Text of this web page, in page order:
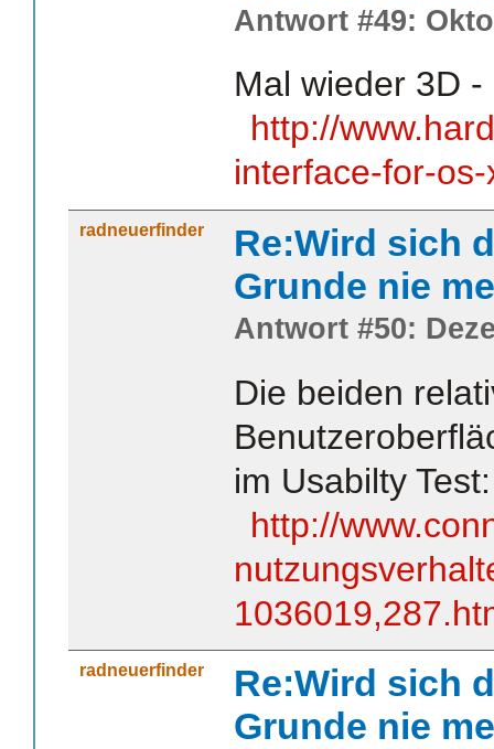
Antwort #49:
Mal wieder 3D -
http://
interface-for-os-
radneuerfinder
Re:Wird sich
Grunde nie
Antwort #50:
Die beiden
im Usabilty Test:
http://
radneuerfinder
Re:Wird sich
Grunde nie